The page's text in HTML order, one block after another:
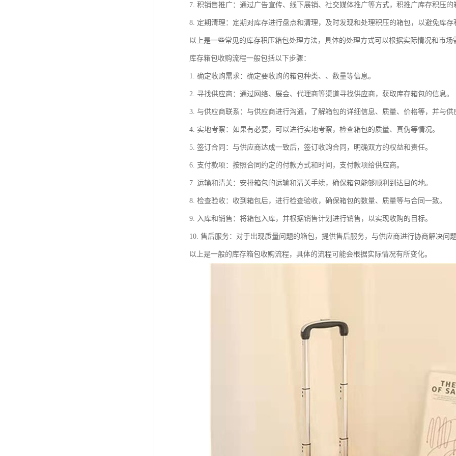
7. 积销售推广：通过广告宣传、线下展销、社交媒体推广等方式，积推广库存积压
8. 定期清理：定期对库存进行盘点和清理，及时发现和处理积压的箱包，以避免库
以上是一些常见的库存积压箱包处理方法，具体的处理方式可以根据实际情况和市场
库存箱包收购流程一般包括以下步骤：
1. 确定收购需求：确定要收购的箱包种类、、数量等信息。
2. 寻找供应商：通过网络、展会、代理商等渠道寻找供应商，获取库存箱包的信息。
3. 与供应商联系：与供应商进行沟通，了解箱包的详细信息、质量、价格等，并与
4. 实地考察：如果有必要，可以进行实地考察，检查箱包的质量、真伪等情况。
5. 签订合同：与供应商达成一致后，签订收购合同，明确双方的权益和责任。
6. 支付款项：按照合同约定的付款方式和时间，支付款项给供应商。
7. 运输和清关：安排箱包的运输和清关手续，确保箱包能够顺利到达目的地。
8. 检查验收：收到箱包后，进行检查验收，确保箱包的数量、质量等与合同一致。
9. 入库和销售：将箱包入库，并根据销售计划进行销售，以实现收购的目标。
10. 售后服务：对于出现质量问题的箱包，提供售后服务，与供应商进行协商解决问
以上是一般的库存箱包收购流程，具体的流程可能会根据实际情况有所变化。